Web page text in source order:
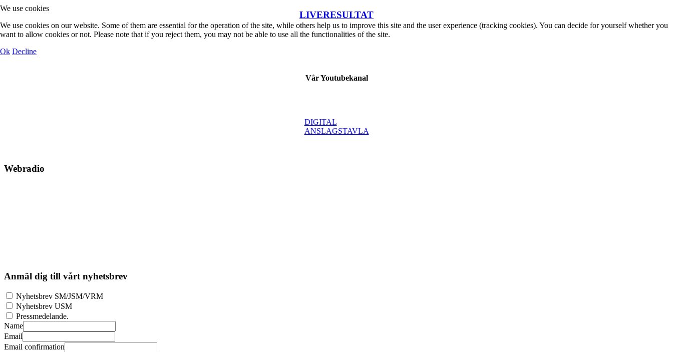
LIVERESULTAT
Vår Youtubekanal
DIGITAL
ANSLAGSTAVLA
Webradio
Anmäl dig till vårt nyhetsbrev
Nyhetsbrev SM/JSM/VRM
Nyhetsbrev USM
Pressmedelande.
Name
Email
Email confirmation
We use cookies
We use cookies on our website. Some of them are essential for the operation of the site, while others help us to improve this site and the user experience (tracking cookies). You can decide for yourself whether you
want to allow cookies or not. Please note that if you reject them, you may not be able to use all the functionalities of the site.
Ok Decline